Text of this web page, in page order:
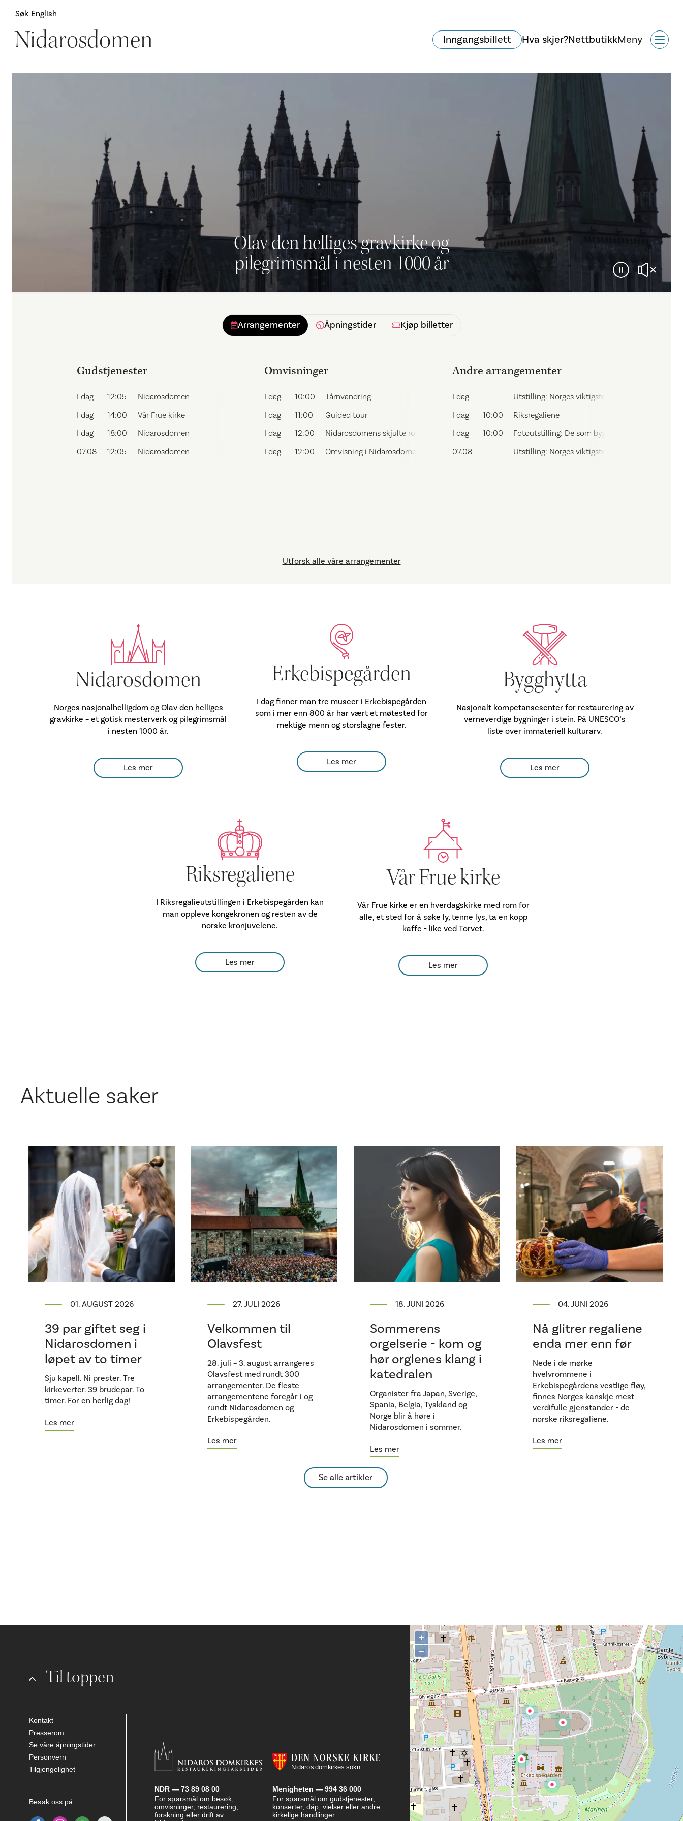
Søk English
Nidarosdomen Inngangsbillett Hva skjer?NettbutikkMeny
Olav den helliges gravkirke og
pilegrimsmål i nesten 1000 år
Arrangementer Åpningstider Kjøp billetter
Gudstjenester
I dag 12:05
Nidarosdomen
I dag
14:00
Vår Frue kirke
I dag
18:00
Nidarosdomen
07.08
12:05 Nidarosdomen
Omvisninger
I dag 10:00
Tårnvandring
I dag
11:00
Guided tour
I dag
12:00
Nidarosdomens skjulte rom
I dag
12:00 Omvisning i Nidarosdomen
Andre arrangementer
I dag
Utstilling: Norges viktigste dører
I dag
10:00
Riksregaliene
I dag
10:00
Fotoutstilling: De som bygde domen
07.08
Utstilling: Norges viktigste dører
Utforsk alle våre arrangementer
Nidarosdomen
Norges nasjonalhelligdom og Olav den helliges
gravkirke – et gotisk mesterverk og pilegrimsmål
i nesten 1000 år.
Les mer
Erkebispegården
I dag finner man tre museer i Erkebispegården
som i mer enn 800 år har vært et møtested for
mektige menn og storslagne fester.
Les mer
Bygghytta
Nasjonalt kompetansesenter for restaurering av
verneverdige bygninger i stein. På UNESCO’s
liste over immateriell kulturarv.
Les mer
Riksregaliene
I Riksregalieutstillingen i Erkebispegården kan
man oppleve kongekronen og resten av de
norske kronjuvelene.
Les mer
Vår Frue kirke
Vår Frue kirke er en hverdagskirke med rom for
alle, et sted for å søke ly, tenne lys, ta en kopp
kaffe - like ved Torvet.
Les mer
Aktuelle saker
01. AUGUST 2026
39 par giftet seg i
Nidarosdomen i
løpet av to timer
Sju kapell. Ni prester. Tre
kirkeverter. 39 brudepar. To
timer. For en herlig dag!
Les mer
27. JULI 2026
Velkommen til
Olavsfest
28. juli – 3. august arrangeres
Olavsfest med rundt 300
arrangementer. De fleste
arrangementene foregår i og
rundt Nidarosdomen og
Erkebispegården.
Les mer
18. JUNI 2026
Sommerens
orgelserie - kom og
hør orglenes klang i
katedralen
Organister fra Japan, Sverige,
Spania, Belgia, Tyskland og
Norge blir å høre i
Nidarosdomen i sommer.
Les mer
04. JUNI 2026
Nå glitrer regaliene
enda mer enn før
Nede i de mørke
hvelvrommene i
Erkebispegårdens vestlige fløy,
finnes Norges kanskje mest
verdifulle gjenstander - de
norske riksregaliene.
Les mer
Se alle artikler
Til toppen
Kontakt
Presserom
Se våre åpningstider
Personvern
Tilgjengelighet
Besøk oss på
NDR — 73 89 08 00
For spørsmål om besøk,
omvisninger, restaurering,
forskning eller drift av
Menigheten — 994 36 000
For spørsmål om gudstjenester,
konserter, dåp, vielser eller andre
kirkelige handlinger.
+
−